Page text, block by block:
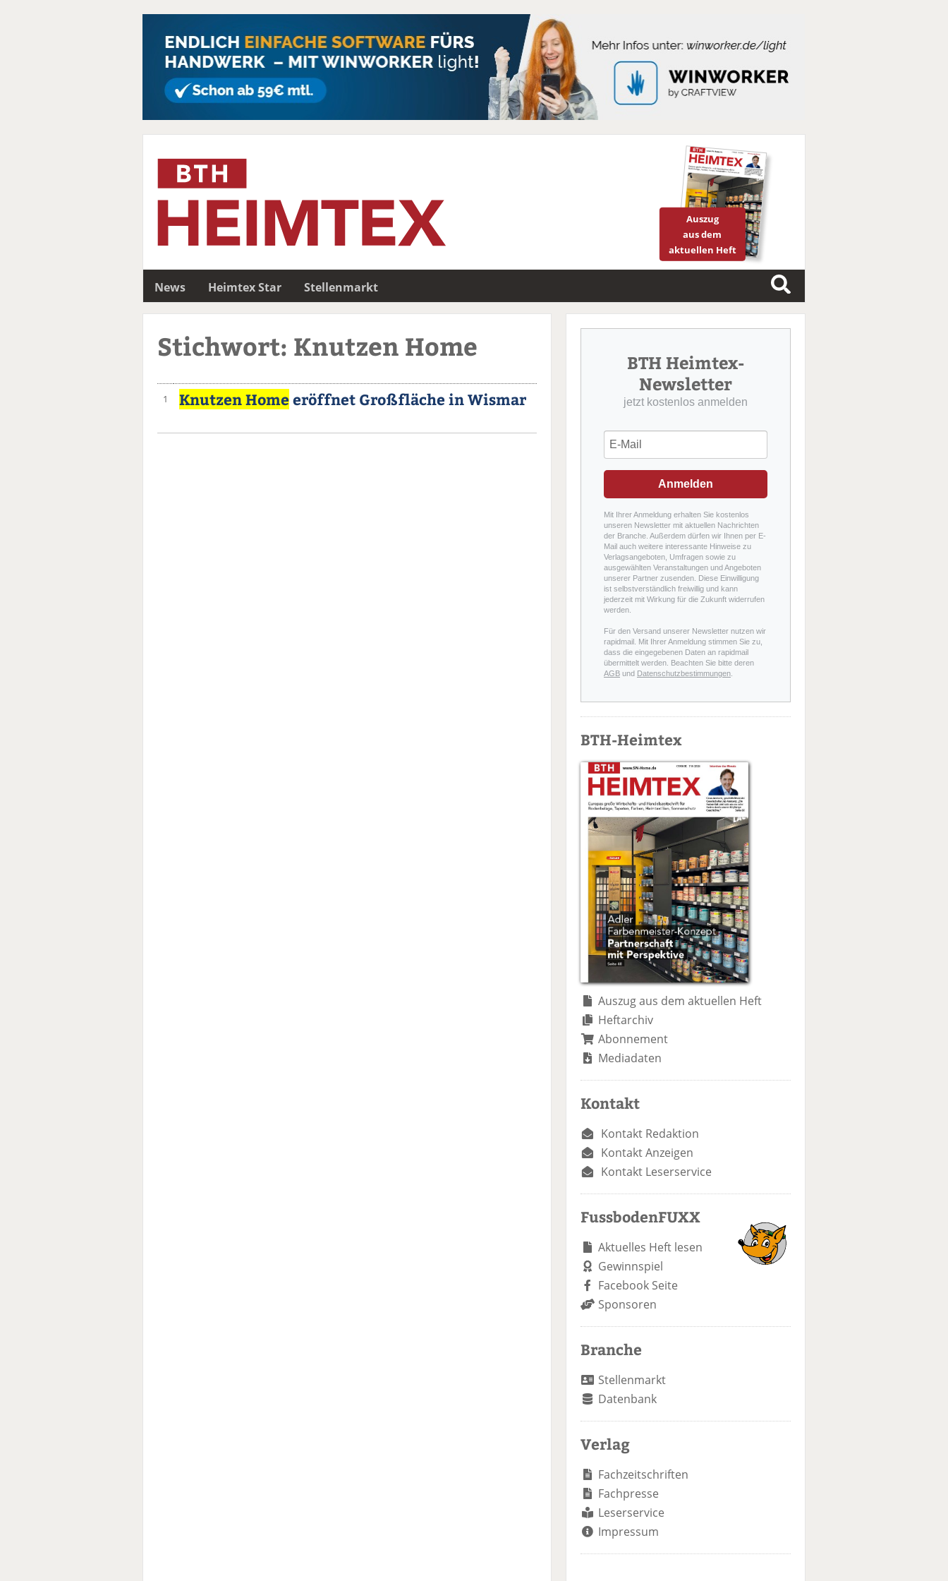
Auszug
aus dem
aktuellen Heft
News Heimtex Star
Stellenmarkt
S
u
c
Stichwort: Knutzen Home
1 Knutzen Homeeröffnet Großfläche in Wismar
BTH Heimtex-
Newsletter
jetzt kostenlos anmelden
Anmelden
Mit Ihrer Anmeldung erhalten Sie kostenlos
unseren Newsletter mit aktuellen Nachrichten
der Branche. Außerdem dürfen wir Ihnen per E-
Mail auch weitere interessante Hinweise zu
Verlagsangeboten, Umfragen sowie zu
ausgewählten Veranstaltungen und Angeboten
unserer Partner zusenden. Diese Einwilligung
ist selbstverständlich freiwillig und kann
jederzeit mit Wirkung für die Zukunft widerrufen
werden.
Für den Versand unserer Newsletter nutzen wir
rapidmail. Mit Ihrer Anmeldung stimmen Sie zu,
dass die eingegebenen Daten an rapidmail
übermittelt werden. Beachten Sie bitte deren
AGB und Datenschutzbestimmungen
BTH-Heimtex
Auszug aus dem aktuellen Heft
Heftarchiv
Abonnement
Mediadaten
Kontakt
Kontakt Redaktion
Kontakt Anzeigen
Kontakt Leserservice
FussbodenFUXX
Aktuelles Heft lesen
Gewinnspiel
Facebook Seite
Sponsoren
Branche
Stellenmarkt
Datenbank
Verlag
Fachzeitschriften
Fachpresse
Leserservice
Impressum